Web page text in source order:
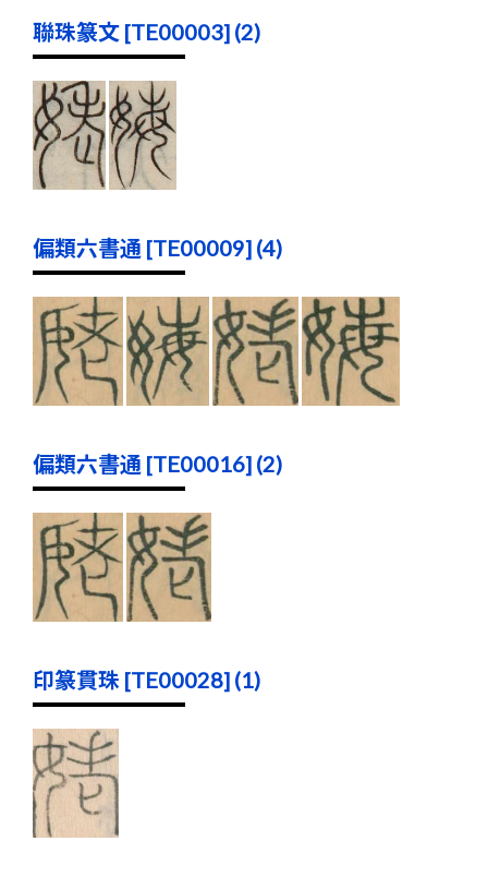
聯珠篆文 [TE00003] (2)
偏類六書通 [TE00009] (4)
偏類六書通 [TE00016] (2)
印篆貫珠 [TE00028] (1)